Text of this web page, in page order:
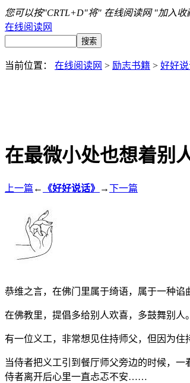
您可以按"CRTL+D"将" 在线阅读网 "加入收
在线阅读网
当前位置： 在线阅读网 > 励志书籍 > 好好
在最微小处也想着别
上一篇 ← 《好好说话》 →下一篇
恭维之言，在佛门里属于绮语，属于一种谄
在佛教里，提倡多给别人欢喜，多鼓舞别人
有一位义工，非常想见住持师父，但因为住
当侍者把义工引到餐厅师父旁边的时候，
侍者离开后心里一直忐忑不安……